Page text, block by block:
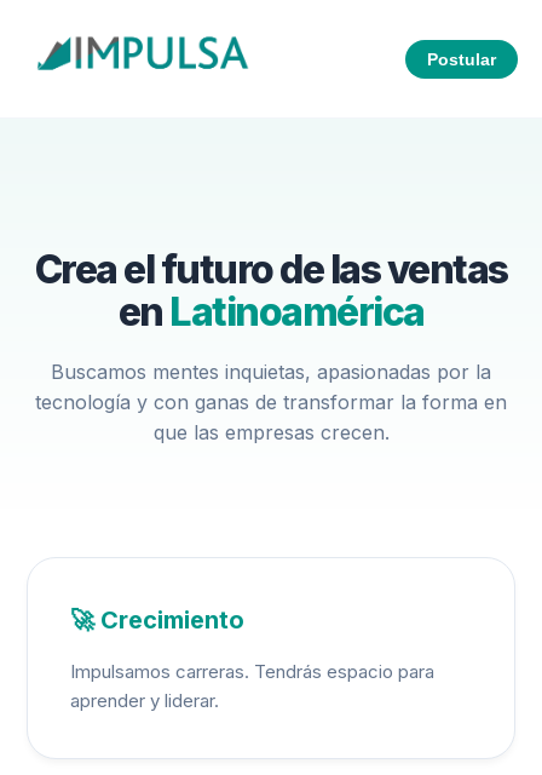
Postular
Crea el futuro de las ventas
en Latinoamérica
Buscamos mentes inquietas, apasionadas por la
tecnología y con ganas de transformar la forma en
que las empresas crecen.
🚀 Crecimiento
Impulsamos carreras. Tendrás espacio para
aprender y liderar.